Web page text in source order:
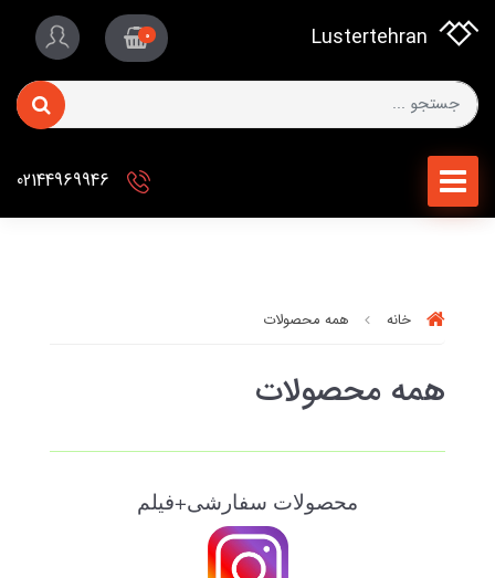
Lustertehran
0
خانه همه محصولات
همه محصولات
محصولات سفارشی+فیلم